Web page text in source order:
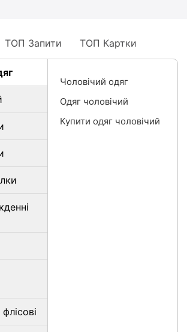
ТОП Запити ТОП Картки
Чоловічий одяг
Одяг чоловічий
Купити одяг чоловічий